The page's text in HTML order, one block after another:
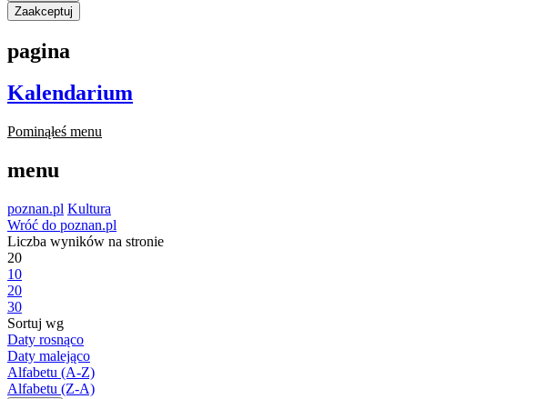
Zaakceptuj
pagina
Kalendarium
Pominąłeś menu
menu
poznan.pl Kultura
Wróć do poznan.pl
Liczba wyników na stronie
20
10
20
30
Sortuj wg
Daty rosnąco
Daty malejąco
Alfabetu (A-Z)
Alfabetu (Z-A)